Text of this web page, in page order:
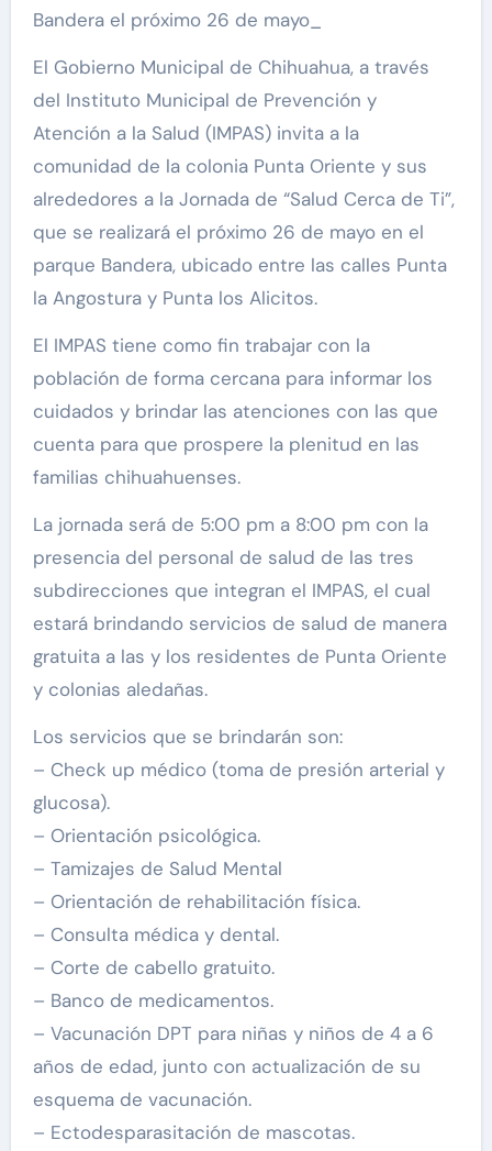
Bandera el próximo 26 de mayo_
El Gobierno Municipal de Chihuahua, a través
del Instituto Municipal de Prevención y
Atención a la Salud (IMPAS) invita a la
comunidad de la colonia Punta Oriente y sus
alrededores a la Jornada de “Salud Cerca de Ti”,
que se realizará el próximo 26 de mayo en el
parque Bandera, ubicado entre las calles Punta
la Angostura y Punta los Alicitos.
El IMPAS tiene como fin trabajar con la
población de forma cercana para informar los
cuidados y brindar las atenciones con las que
cuenta para que prospere la plenitud en las
familias chihuahuenses.
La jornada será de 5:00 pm a 8:00 pm con la
presencia del personal de salud de las tres
subdirecciones que integran el IMPAS, el cual
estará brindando servicios de salud de manera
gratuita a las y los residentes de Punta Oriente
y colonias aledañas.
Los servicios que se brindarán son:
– Check up médico (toma de presión arterial y
glucosa).
– Orientación psicológica.
– Tamizajes de Salud Mental
– Orientación de rehabilitación física.
– Consulta médica y dental.
– Corte de cabello gratuito.
– Banco de medicamentos.
– Vacunación DPT para niñas y niños de 4 a 6
años de edad, junto con actualización de su
esquema de vacunación.
– Ectodesparasitación de mascotas.